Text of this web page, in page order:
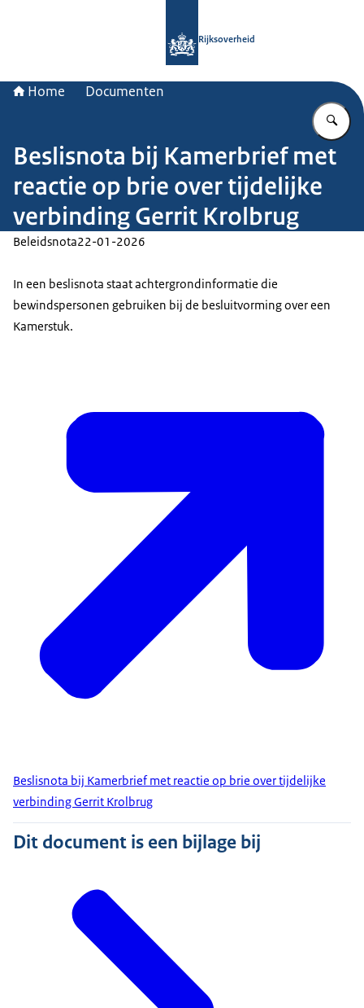
Rijksoverheid
Home Documenten
Beslisnota bij Kamerbrief met
reactie op brie over tijdelijke
verbinding Gerrit Krolbrug
Beleidsnota22-01-2026
In een beslisnota staat achtergrondinformatie die
bewindspersonen gebruiken bij de besluitvorming over een
Kamerstuk.
Beslisnota bij Kamerbrief met reactie op brie over tijdelijke
verbinding Gerrit Krolbrug
Dit document is een bijlage bij